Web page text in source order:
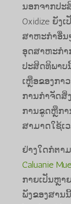
ນອກຈາກປະ
Oxidize ຍັງ
ສາຫະກໍາອື່ນ
ອຸດສາຫະກໍາ
ປະສິດທິພາບ
ເຫຼືອຂອງກາ
ການກໍາຈັດສິ່
ການຂູດຫຼືກາ
ສາມາດໃຊ້ເ
ຢ່າງໃດກໍຕາ
Caluanie
ກາຍເປັນຫຼາ
ພັງຂອງສານ